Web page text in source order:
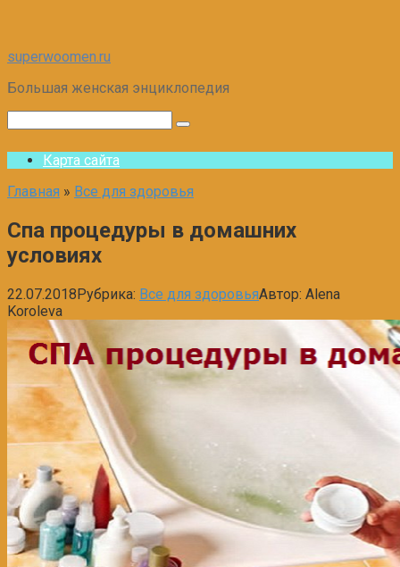
Перейти
контенту
superwoomen.ru
Большая женская энциклопедия
Карта сайта
Главная » Все для здоровья
Спа процедуры в домашних
условиях
22.07.2018Рубрика: Все для здоровьяАвтор: Alena
Koroleva